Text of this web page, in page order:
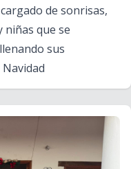
de sonrisas,
niñas que se
sus